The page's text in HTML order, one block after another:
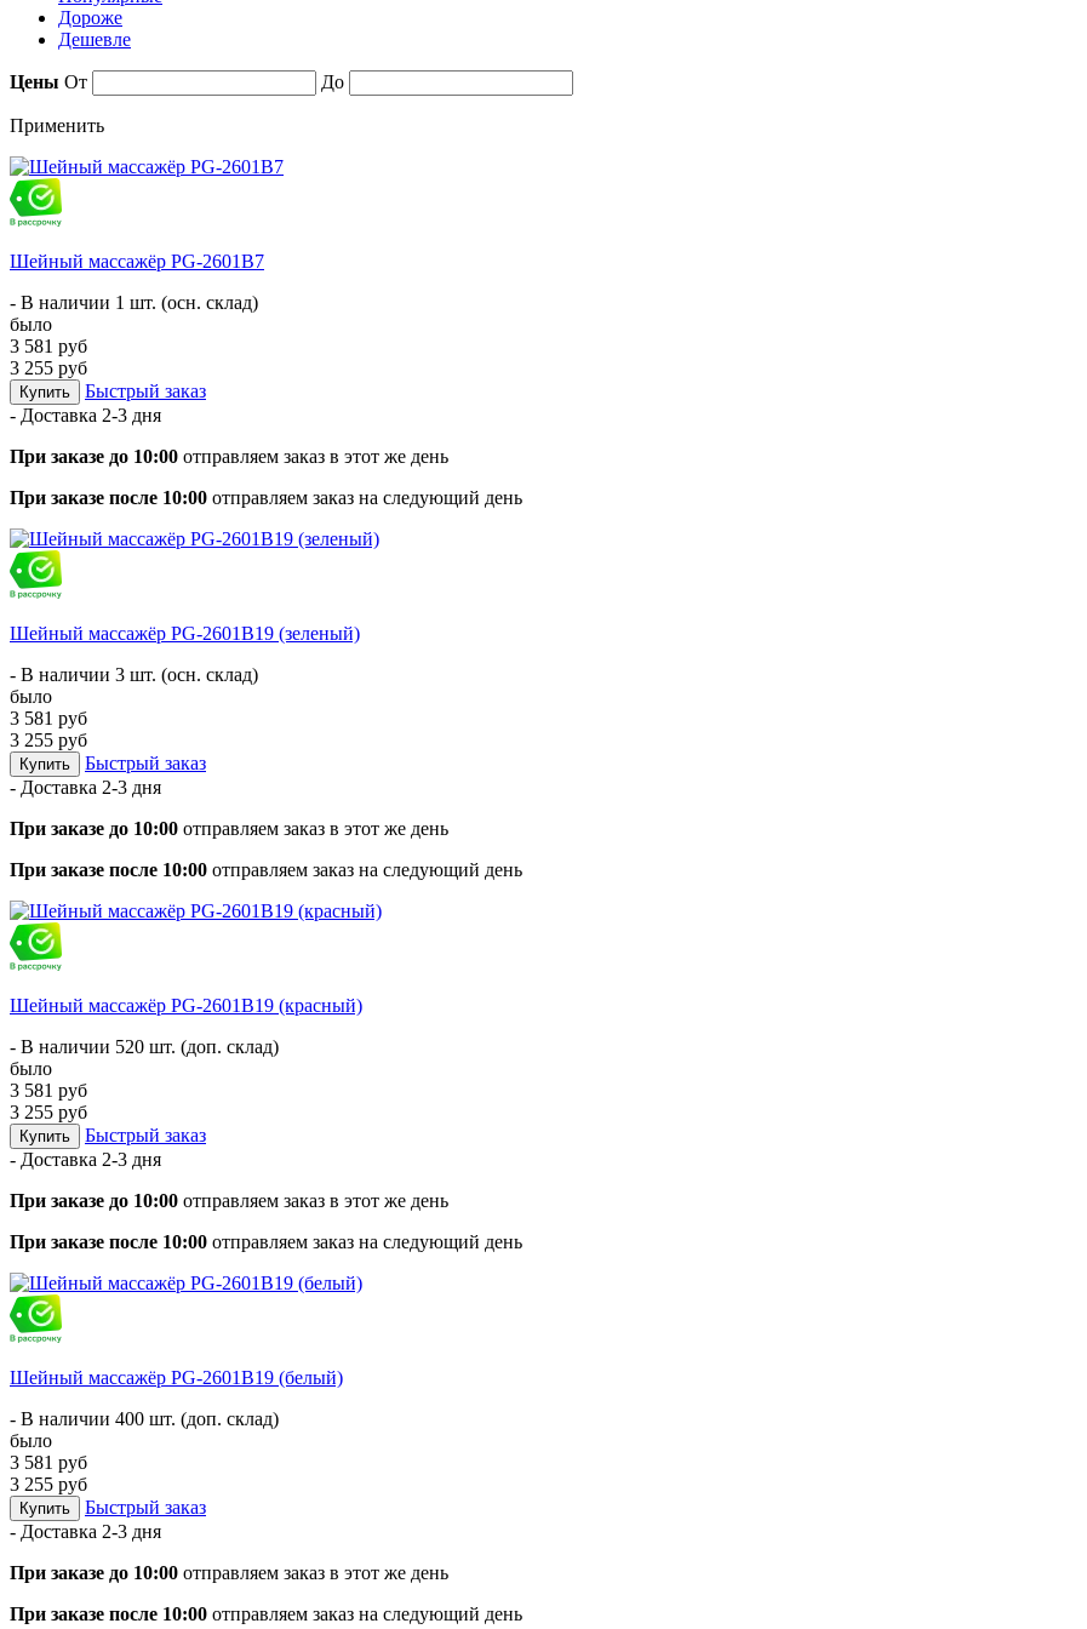
Дороже
Дешевле
Цены От До
Применить
Шейный массажёр PG-2601B7
- В наличии 1 шт. (осн. склад)
было
3 581 руб
3 255 руб
Купить
Быстрый заказ
- Доставка 2-3 дня
При заказе до 10:00 отправляем заказ в этот же день
При заказе после 10:00 отправляем заказ на следующий день
Шейный массажёр PG-2601B19 (зеленый)
- В наличии 3 шт. (осн. склад)
было
3 581 руб
3 255 руб
Купить
Быстрый заказ
- Доставка 2-3 дня
При заказе до 10:00 отправляем заказ в этот же день
При заказе после 10:00 отправляем заказ на следующий день
Шейный массажёр PG-2601B19 (красный)
- В наличии 520 шт. (доп. склад)
было
3 581 руб
3 255 руб
Купить
Быстрый заказ
- Доставка 2-3 дня
При заказе до 10:00 отправляем заказ в этот же день
При заказе после 10:00 отправляем заказ на следующий день
Шейный массажёр PG-2601B19 (белый)
- В наличии 400 шт. (доп. склад)
было
3 581 руб
3 255 руб
Купить
Быстрый заказ
- Доставка 2-3 дня
При заказе до 10:00 отправляем заказ в этот же день
При заказе после 10:00 отправляем заказ на следующий день